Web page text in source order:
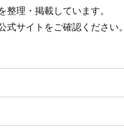
整理・掲載しています。
式サイトをご確認ください。